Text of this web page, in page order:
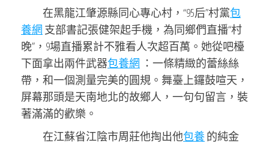
在黑龍江肇源縣同心專心村，“95后”村黨包
養網 支部書記張健架起手機，為同鄉們直播“村
晚”，9場直播累計不雅看人次超百萬。她從吧檯
下面拿出兩件武器包養網 ：一條精緻的蕾絲絲
帶，和一個測量完美的圓規。舞臺上鑼鼓喧天，
屏幕那頭是天南地北的故鄉人，一句句留言，裝
著滿滿的歡樂。
在江蘇省江陰市周莊他掏出他包養的純金